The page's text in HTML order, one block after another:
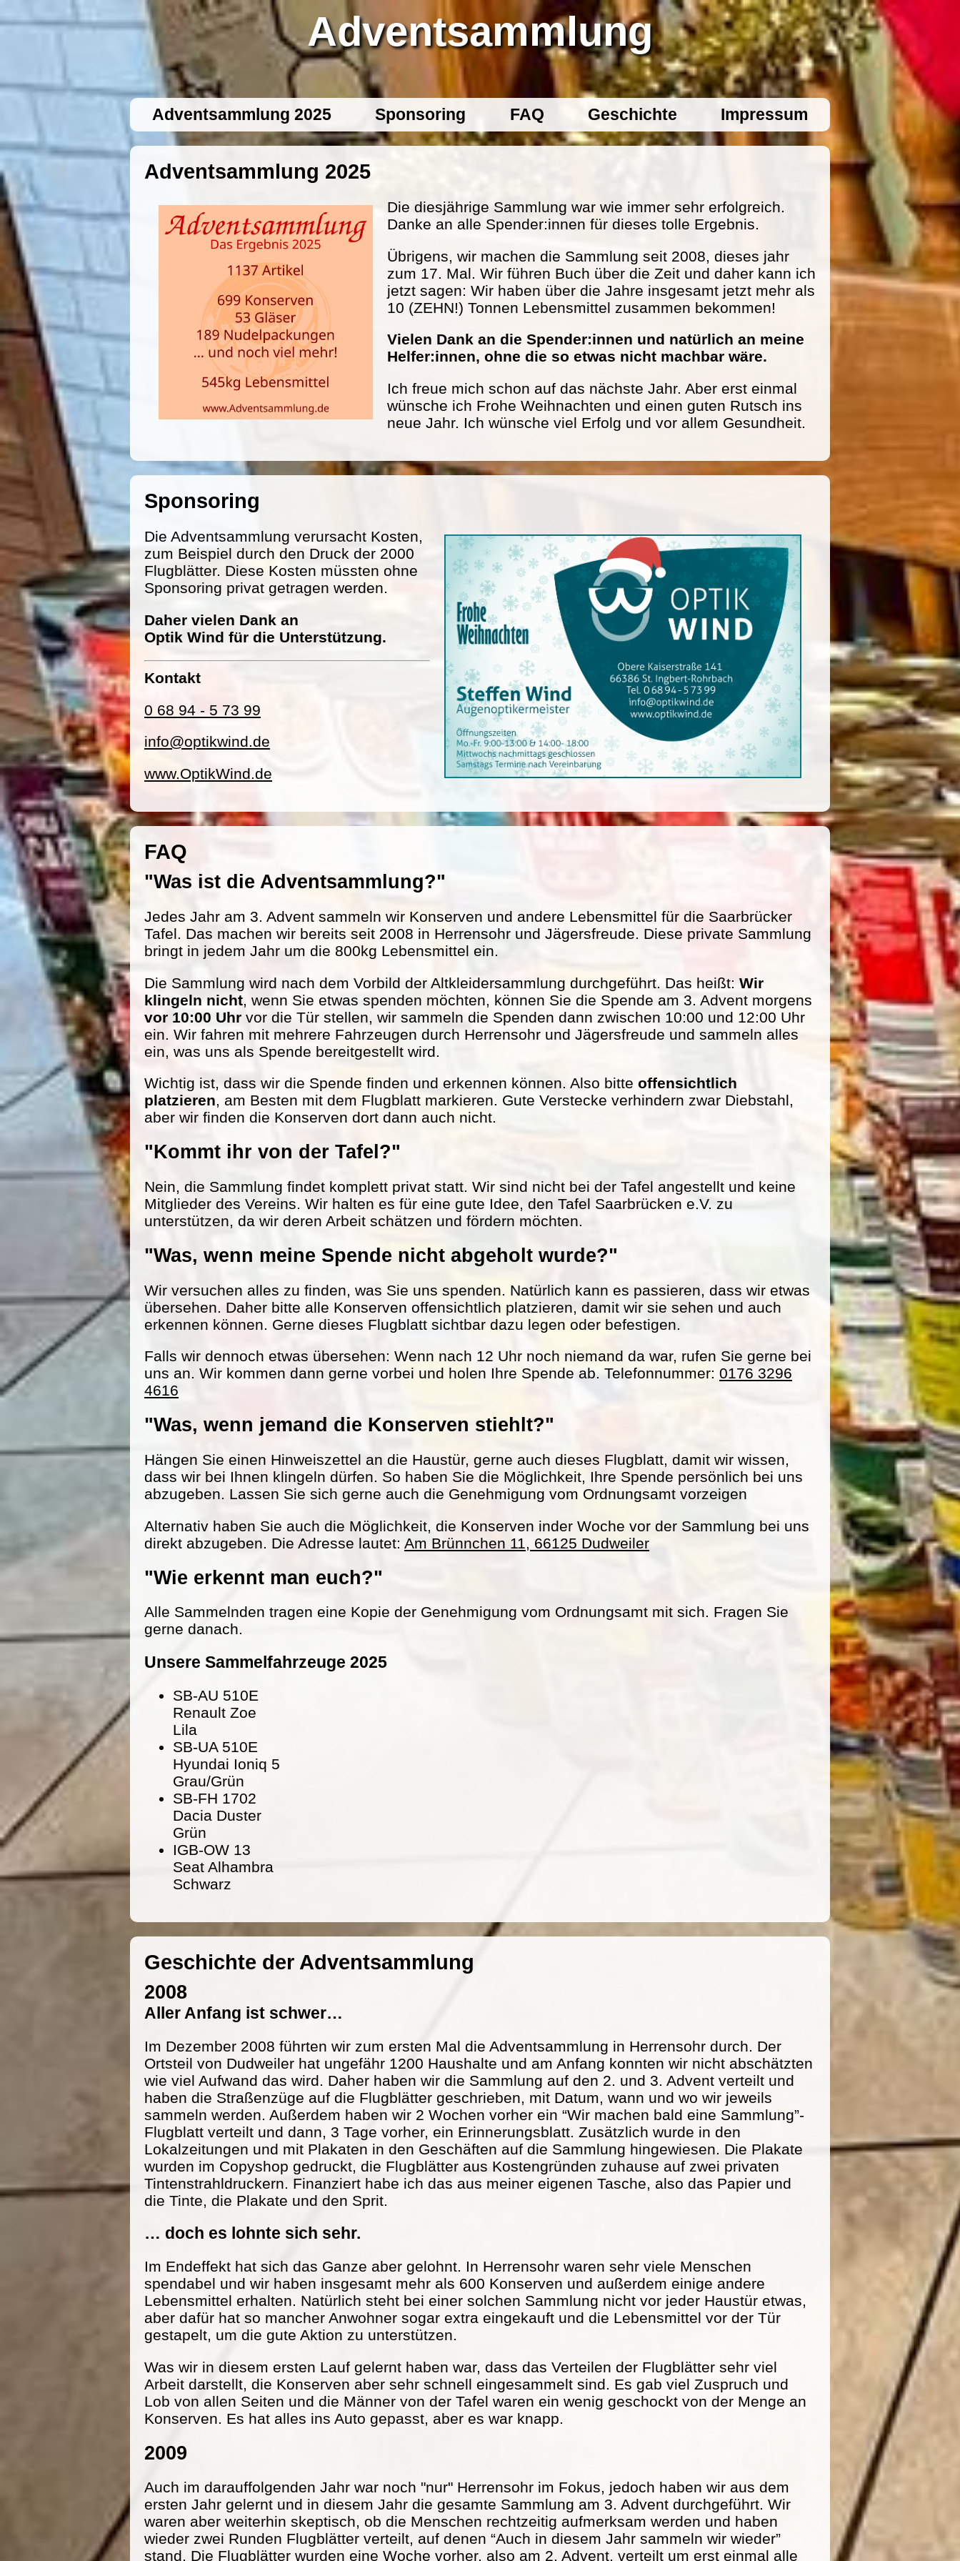
Adventsammlung
Adventsammlung 2025 Sponsoring FAQ Geschichte Impressum
Adventsammlung 2025
Die diesjährige Sammlung war wie immer sehr erfolgreich.
Danke an alle Spender:innen für dieses tolle Ergebnis.
Übrigens, wir machen die Sammlung seit 2008, dieses jahr
zum 17. Mal. Wir führen Buch über die Zeit und daher kann ich
jetzt sagen: Wir haben über die Jahre insgesamt jetzt mehr als
10 (ZEHN!) Tonnen Lebensmittel zusammen bekommen!
Vielen Dank an die Spender:innen und natürlich an meine
Helfer:innen, ohne die so etwas nicht machbar wäre.
Ich freue mich schon auf das nächste Jahr. Aber erst einmal
wünsche ich Frohe Weihnachten und einen guten Rutsch ins
neue Jahr. Ich wünsche viel Erfolg und vor allem Gesundheit.
Sponsoring
Die Adventsammlung verursacht Kosten,
zum Beispiel durch den Druck der 2000
Flugblätter. Diese Kosten müssten ohne
Sponsoring privat getragen werden.
Daher vielen Dank an
Optik Wind für die Unterstützung.
Kontakt
0 68 94 - 5 73 99
info@optikwind.de
www.OptikWind.de
FAQ
"Was ist die Adventsammlung?"
Jedes Jahr am 3. Advent sammeln wir Konserven und andere Lebensmittel für die Saarbrücker
Tafel. Das machen wir bereits seit 2008 in Herrensohr und Jägersfreude. Diese private Sammlung
bringt in jedem Jahr um die 800kg Lebensmittel ein.
Die Sammlung wird nach dem Vorbild der Altkleidersammlung durchgeführt. Das heißt: Wir
klingeln nicht , wenn Sie etwas spenden möchten, können Sie die Spende am 3. Advent morgens
vor 10:00 Uhr vor die Tür stellen, wir sammeln die Spenden dann zwischen 10:00 und 12:00 Uhr
ein. Wir fahren mit mehrere Fahrzeugen durch Herrensohr und Jägersfreude und sammeln alles
ein, was uns als Spende bereitgestellt wird.
Wichtig ist, dass wir die Spende finden und erkennen können. Also bitte offensichtlich
platzieren, am Besten mit dem Flugblatt markieren. Gute Verstecke verhindern zwar Diebstahl,
aber wir finden die Konserven dort dann auch nicht.
"Kommt ihr von der Tafel?"
Nein, die Sammlung findet komplett privat statt. Wir sind nicht bei der Tafel angestellt und keine
Mitglieder des Vereins. Wir halten es für eine gute Idee, den Tafel Saarbrücken e.V. zu
unterstützen, da wir deren Arbeit schätzen und fördern möchten.
"Was, wenn meine Spende nicht abgeholt wurde?"
Wir versuchen alles zu finden, was Sie uns spenden. Natürlich kann es passieren, dass wir etwas
übersehen. Daher bitte alle Konserven offensichtlich platzieren, damit wir sie sehen und auch
erkennen können. Gerne dieses Flugblatt sichtbar dazu legen oder befestigen.
Falls wir dennoch etwas übersehen: Wenn nach 12 Uhr noch niemand da war, rufen Sie gerne bei
uns an. Wir kommen dann gerne vorbei und holen Ihre Spende ab. Telefonnummer: 0176 3296
4616
"Was, wenn jemand die Konserven stiehlt?"
Hängen Sie einen Hinweiszettel an die Haustür, gerne auch dieses Flugblatt, damit wir wissen,
dass wir bei Ihnen klingeln dürfen. So haben Sie die Möglichkeit, Ihre Spende persönlich bei uns
abzugeben. Lassen Sie sich gerne auch die Genehmigung vom Ordnungsamt vorzeigen
Alternativ haben Sie auch die Möglichkeit, die Konserven inder Woche vor der Sammlung bei uns
direkt abzugeben. Die Adresse lautet: Am Brünnchen 11, 66125 Dudweiler
"Wie erkennt man euch?"
Alle Sammelnden tragen eine Kopie der Genehmigung vom Ordnungsamt mit sich. Fragen Sie
gerne danach.
Unsere Sammelfahrzeuge 2025
SB-AU 510E
Renault Zoe
Lila
SB-UA 510E
Hyundai Ioniq 5
Grau/Grün
SB-FH 1702
Dacia Duster
Grün
IGB-OW 13
Seat Alhambra
Schwarz
Geschichte der Adventsammlung
2008
Aller Anfang ist schwer…
Im Dezember 2008 führten wir zum ersten Mal die Adventsammlung in Herrensohr durch. Der
Ortsteil von Dudweiler hat ungefähr 1200 Haushalte und am Anfang konnten wir nicht abschätzten
wie viel Aufwand das wird. Daher haben wir die Sammlung auf den 2. und 3. Advent verteilt und
haben die Straßenzüge auf die Flugblätter geschrieben, mit Datum, wann und wo wir jeweils
sammeln werden. Außerdem haben wir 2 Wochen vorher ein “Wir machen bald eine Sammlung”-
Flugblatt verteilt und dann, 3 Tage vorher, ein Erinnerungsblatt. Zusätzlich wurde in den
Lokalzeitungen und mit Plakaten in den Geschäften auf die Sammlung hingewiesen. Die Plakate
wurden im Copyshop gedruckt, die Flugblätter aus Kostengründen zuhause auf zwei privaten
Tintenstrahldruckern. Finanziert habe ich das aus meiner eigenen Tasche, also das Papier und
die Tinte, die Plakate und den Sprit.
… doch es lohnte sich sehr.
Im Endeffekt hat sich das Ganze aber gelohnt. In Herrensohr waren sehr viele Menschen
spendabel und wir haben insgesamt mehr als 600 Konserven und außerdem einige andere
Lebensmittel erhalten. Natürlich steht bei einer solchen Sammlung nicht vor jeder Haustür etwas,
aber dafür hat so mancher Anwohner sogar extra eingekauft und die Lebensmittel vor der Tür
gestapelt, um die gute Aktion zu unterstützen.
Was wir in diesem ersten Lauf gelernt haben war, dass das Verteilen der Flugblätter sehr viel
Arbeit darstellt, die Konserven aber sehr schnell eingesammelt sind. Es gab viel Zuspruch und
Lob von allen Seiten und die Männer von der Tafel waren ein wenig geschockt von der Menge an
Konserven. Es hat alles ins Auto gepasst, aber es war knapp.
2009
Auch im darauffolgenden Jahr war noch "nur" Herrensohr im Fokus, jedoch haben wir aus dem
ersten Jahr gelernt und in diesem Jahr die gesamte Sammlung am 3. Advent durchgeführt. Wir
waren aber weiterhin skeptisch, ob die Menschen rechtzeitig aufmerksam werden und haben
wieder zwei Runden Flugblätter verteilt, auf denen “Auch in diesem Jahr sammeln wir wieder”
stand. Die Flugblätter wurden eine Woche vorher, also am 2. Advent, verteilt um erst einmal alle